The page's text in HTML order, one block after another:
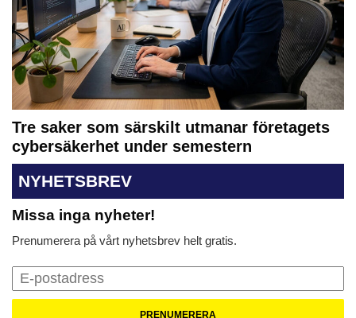
Tre saker som särskilt utmanar företagets
cybersäkerhet under semestern
NYHETSBREV
Missa inga nyheter!
Prenumerera på vårt nyhetsbrev helt gratis.